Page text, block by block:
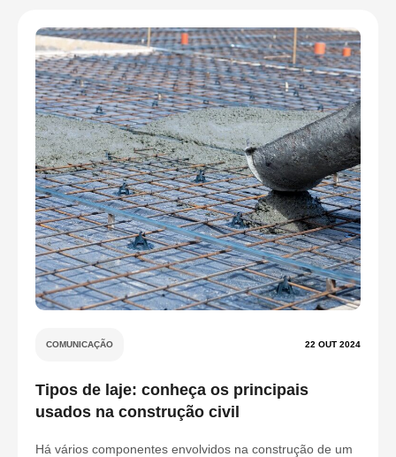
COMUNICAÇÃO 22 OUT 2024
Tipos de laje: conheça os principais
usados na construção civil
Há vários componentes envolvidos na construção de um